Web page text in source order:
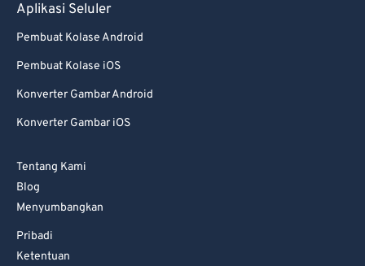
Aplikasi Seluler
Pembuat Kolase Android
Pembuat Kolase iOS
Konverter Gambar Android
Konverter Gambar iOS
Tentang Kami
Blog
Menyumbangkan
Pribadi
Ketentuan